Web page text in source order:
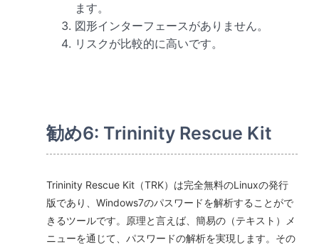
ます。
図形インターフェースがありません。
リスクが比較的に高いです。
勧め6: Trininity Rescue Kit
Trininity Rescue Kit（TRK）は完全無料のLinuxの発行
版であり、Windows7のパスワードを解析することがで
きるツールです。原理と言えば、簡易の（テキスト）メ
ニューを通じて、パスワードの解析を実現します。その